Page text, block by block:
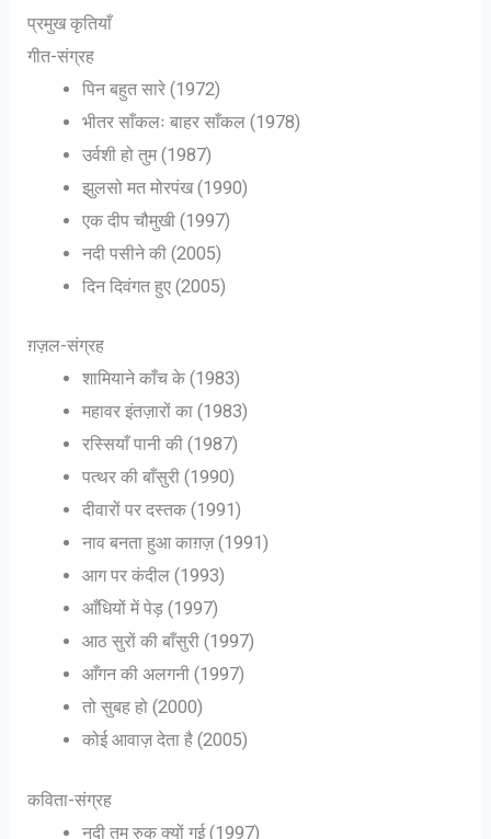
प्रमुख कृतियाँ
गीत-संग्रह
पिन बहुत सारे (1972)
भीतर साँकलः बाहर साँकल (1978)
उर्वशी हो तुम (1987)
झुलसो मत मोरपंख (1990)
एक दीप चौमुखी (1997)
नदी पसीने की (2005)
दिन दिवंगत हुए (2005)
ग़ज़ल-संग्रह
शामियाने काँच के (1983)
महावर इंतज़ारों का (1983)
रस्सियाँ पानी की (1987)
पत्थर की बाँसुरी (1990)
दीवारों पर दस्तक (1991)
नाव बनता हुआ काग़ज़ (1991)
आग पर कंदील (1993)
आँधियों में पेड़ (1997)
आठ सुरों की बाँसुरी (1997)
आँगन की अलगनी (1997)
तो सुबह हो (2000)
कोई आवाज़ देता है (2005)
कविता-संग्रह
नदी तुम रुक क्यों गई (1997)